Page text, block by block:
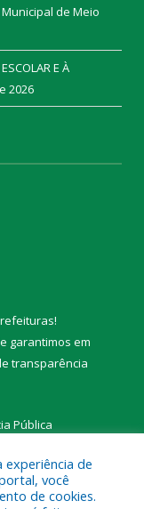
de Meio
E À
2026
!
garantimos em
transparência
Pública
experiência de
você
de cookies.